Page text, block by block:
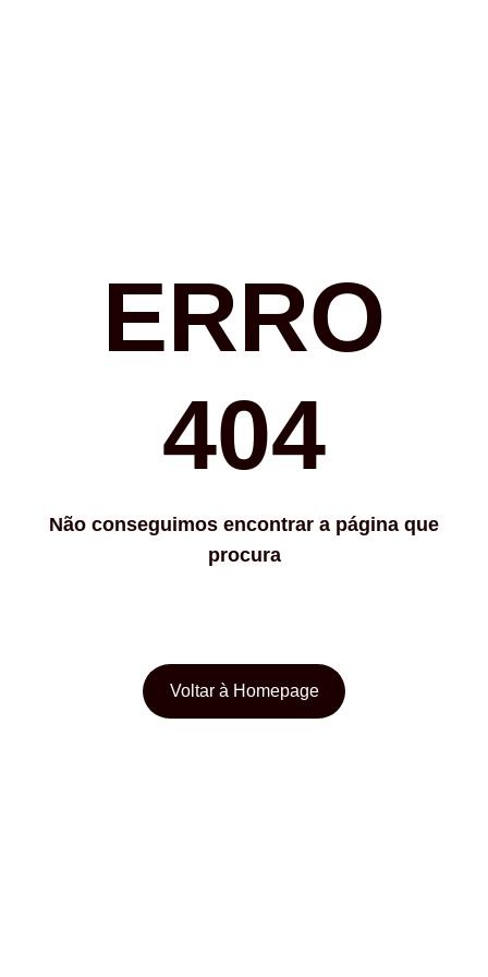
ERRO
404
Não conseguimos encontrar a página que
procura
Voltar à Homepage